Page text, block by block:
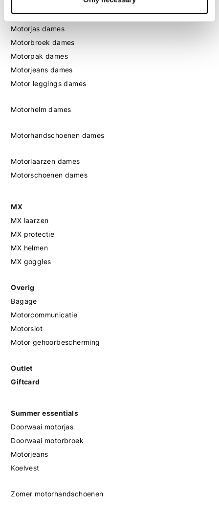
Motorkleding dames
Motorjas dames
Motorbroek dames
Motorpak dames
Motorjeans dames
Motor leggings dames
Motorhelm dames
Motorhandschoenen dames
Motorlaarzen dames
Motorschoenen dames
MX
MX laarzen
MX protectie
MX helmen
MX goggles
Overig
Bagage
Motorcommunicatie
Motorslot
Motor gehoorbescherming
Outlet
Giftcard
Summer essentials
Doorwaai motorjas
Doorwaai motorbroek
Motorjeans
Koelvest
Zomer motorhandschoenen